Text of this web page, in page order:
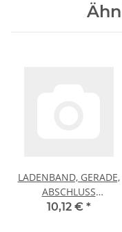
LADENBAND, GERADE,
ABSCHLUSS
ABGERUNDET,
10,12 € *